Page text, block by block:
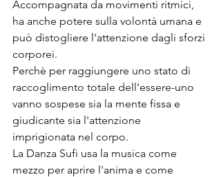
Accompagnata da movimenti ritmici,
ha anche potere sulla volontà umana e
può distogliere l'attenzione dagli sforzi
corporei.
Perchè per raggiungere uno stato di
raccoglimento totale dell'essere-uno
vanno sospese sia la mente fissa e
giudicante sia l'attenzione
imprigionata nel corpo.
La Danza Sufi usa la musica come
mezzo per aprire l'anima e come